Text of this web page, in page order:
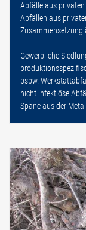
Abfälle aus
Abfällen aus
Zusammensetzung
Gewerbliche
bspw.
nicht infektiöse
Späne aus der